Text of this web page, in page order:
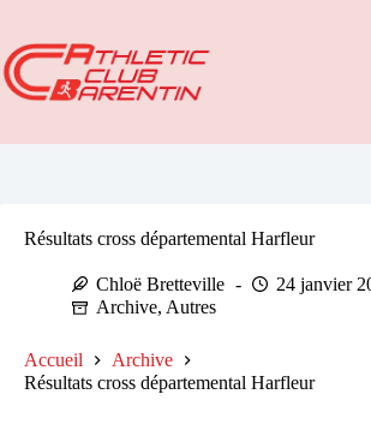
contenu
Résultats cross départemental Harfleur
Chloë Bretteville
24 janvier
Archive, Autres
Accueil
Archive
Résultats cross départemental Harfleur